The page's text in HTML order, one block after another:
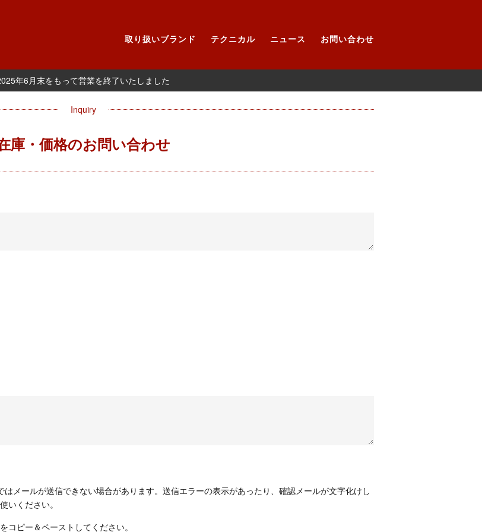
取り扱いブランド テクニカル ニュース お問い合わせ
年6月末をもって営業を終了いたしました
Inquiry
庫・価格のお問い合わせ
メールが送信できない場合があります。送信エラーの表示があったり、確認メールが文字化けし
いください。
コピー＆ペーストしてください。